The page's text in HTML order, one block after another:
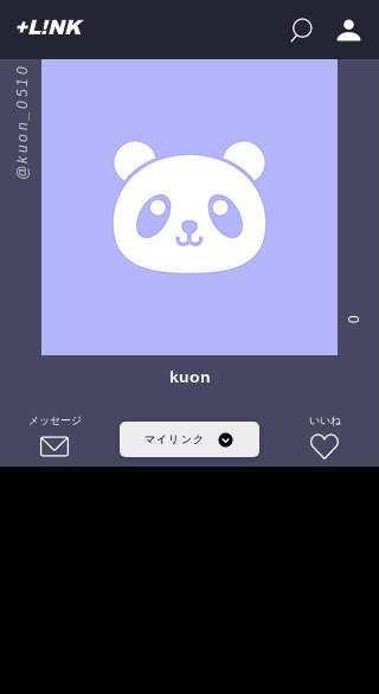
+L!NK
@kuon_0510
0
kuon
メッセージ
マイリンク
いいね